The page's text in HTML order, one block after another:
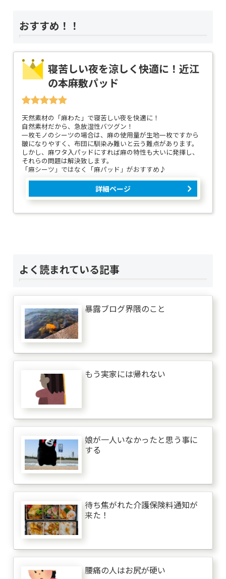
おすすめ！！
寝苦しい夜を涼しく快適に！近江
の本麻敷パッド
天然素材の「麻わた」で寝苦しい夜を快適に！
自然素材だから、急放湿性バツグン！
一枚モノのシーツの場合は、麻の使用量が生地一枚ですから
皺になりやすく、布団に馴染み難いと云う難点があります。
しかし、麻ワタ入パッドにすれば麻の特性も大いに発揮し、
それらの問題は解決致します。
「麻シーツ」ではなく「麻パッド」がおすすめ♪
詳細ページ
よく読まれている記事
暴露ブログ界隈のこと
もう実家には帰れない
娘が一人いなかったと思う事に
する
待ち焦がれた介護保険料通知が
来た！
腰痛の人はお尻が硬い